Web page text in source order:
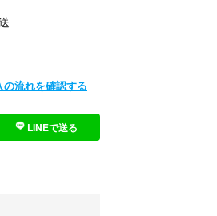
ージャー #ボンド #
#ハッピーセット #
超メルカリ市
の流れを確認する
LINEで送る